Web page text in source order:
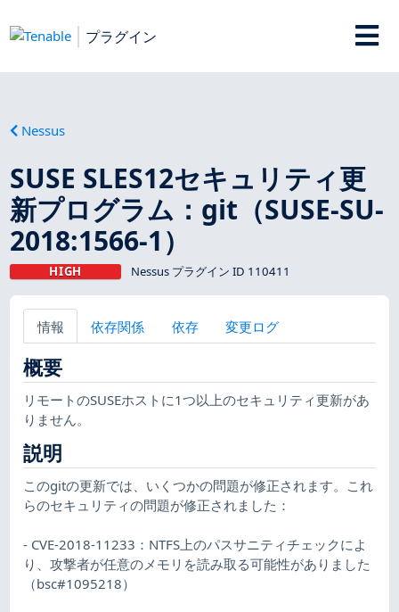
プラグイン
Nessus
SUSE SLES12セキュリティ更
新プログラム：git（SUSE-SU-
2018:1566-1）
HIGH Nessus プラグイン ID 110411
情報 依存関係 依存 変更ログ
概要
リモートのSUSEホストに1つ以上のセキュリティ更新があ
りません。
説明
このgitの更新では、いくつかの問題が修正されます。これ
らのセキュリティの問題が修正されました：
- CVE-2018-11233：NTFS上のパスサニティチェックによ
り、攻撃者が任意のメモリを読み取る可能性がありました
（bsc#1095218）